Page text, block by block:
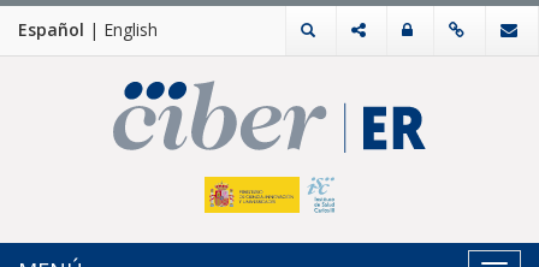
Español | English